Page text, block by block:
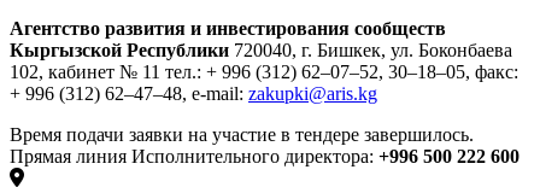
Агентство развития и инвестирования сообществ
Кыргызской Республики 720040, г. Бишкек, ул. Боконбаева
102, кабинет № 11 тел.: + 996 (312) 62–07–52, 30–18–05, факс:
+ 996 (312) 62–47–48, e-mail: zakupki@aris.kg
Время подачи заявки на участие в тендере завершилось.
Прямая линия Исполнительного директора: +996 500 222 600